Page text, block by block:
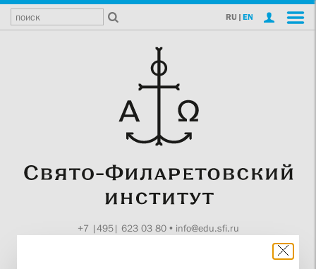
RU | EN
+7 |495| 623 03 80• info@edu.sfi.ru